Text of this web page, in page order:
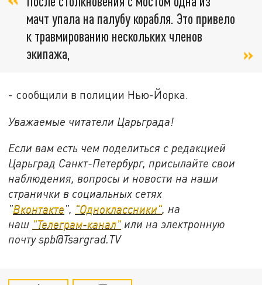
мачт упала на палубу корабля. Это привело
к травмированию нескольких членов
экипажа,
- сообщили в полиции Нью-Йорка.
Уважаемые читатели Царьграда!
Если вам есть чем поделиться с редакцией
Царьград Санкт-Петербург, присылайте свои
наблюдения, вопросы и новости на наши
странички в социальных сетях
"Вконтакте", "Одноклассники", на
наш "Телеграм-канал" или на электронную
почту spb@Tsargrad.TV